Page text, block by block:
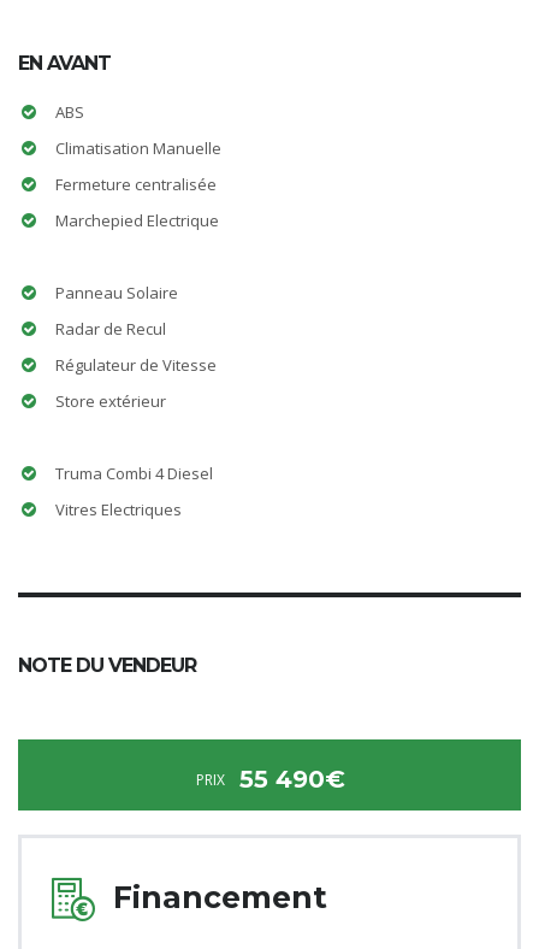
EN AVANT
ABS
Climatisation Manuelle
Fermeture centralisée
Marchepied Electrique
Panneau Solaire
Radar de Recul
Régulateur de Vitesse
Store extérieur
Truma Combi 4 Diesel
Vitres Electriques
NOTE DU VENDEUR
PRIX 55 490€
Financement